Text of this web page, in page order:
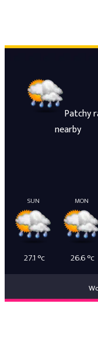
Patchy
nearby
SUN
27.1 °c
MON
26.6°c